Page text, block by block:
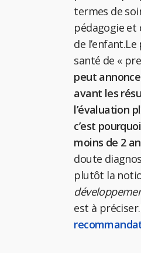
termes de
pédagogie et
de
santé de «
peut
avant les
l’évaluation
c’est
moins de 2
doute
plutôt la
est à préciser.